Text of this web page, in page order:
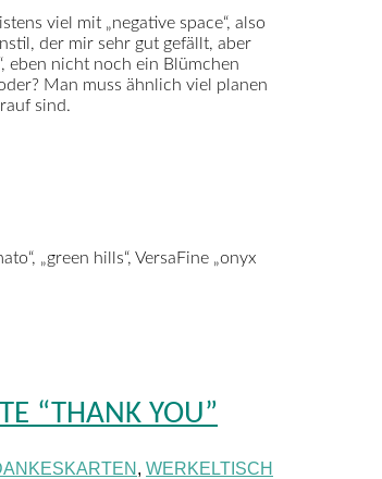
viel mit „negative space“, also
der mir sehr gut gefällt, aber
eben nicht noch ein Blümchen
Man muss ähnlich viel planen
sind.
„green hills“, VersaFine „onyx
“THANK YOU”
, WERKELTISCH